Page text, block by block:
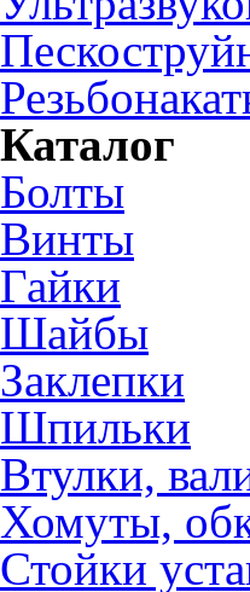
Каталог
Болты
Винты
Гайки
Шайбы
Заклепки
Шпильки
Втулки,
Хомуты,
Стойки